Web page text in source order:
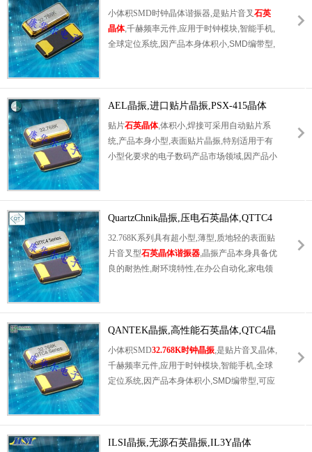
能.
片晶体
小体积SMD时钟晶体谐振器,是贴片音叉石英
晶体,千赫频率元件,应用于时钟模块,智能手机,
全球定位系统,因产品本身体积小,SMD编带型,
能符合ROHS/无铅标准.
AEL晶振,进口贴片晶振,PSX-415晶体
贴片石英晶体,体积小,焊接可采用自动贴片系
统,产品本身小型,表面贴片晶振,特别适用于有
小型化要求的电子数码产品市场领域,因产品小
品本身可发挥优良的电气特性,满足无铅焊接的
高温回流温度曲线要求.
QuartzChnik晶振,压电石英晶体,QTTC4
晶振
32.768K系列具有超小型,薄型,质地轻的表面贴
片音叉型石英晶体谐振器,晶振产品本身具备优
良的耐热性,耐环境特性,在办公自动化,家电领
金属外壳的石英晶振使得产品在封装时能发挥
比陶瓷晶振外壳更好的耐冲击性能.
QANTEK晶振,高性能石英晶体,QTC4晶
振
小体积SMD32.768K时钟晶振,是贴片音叉晶体,
千赫频率元件,应用于时钟模块,智能手机,全球
定位系统,因产品本身体积小,SMD编带型,可应
合ROHS/无铅标准.
ILSI晶振,无源石英晶振,IL3Y晶体